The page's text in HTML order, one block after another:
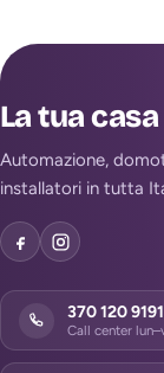
La tua casa
Automazione,
installatori in tutta
370 120 9191
Call center